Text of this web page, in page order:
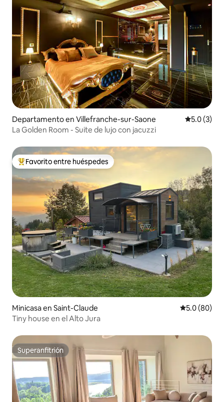
Departamento en Villefranche-sur-Saone
5.0 (3)
La Golden Room - Suite de lujo con jacuzzi
De los mejores en Favorito entre huéspedes
Favorito entre huéspedes
Minicasa en Saint-Claude Calificación
5.0 (80)
Tiny house en el Alto Jura
Superanfitrión
Superanfitrión